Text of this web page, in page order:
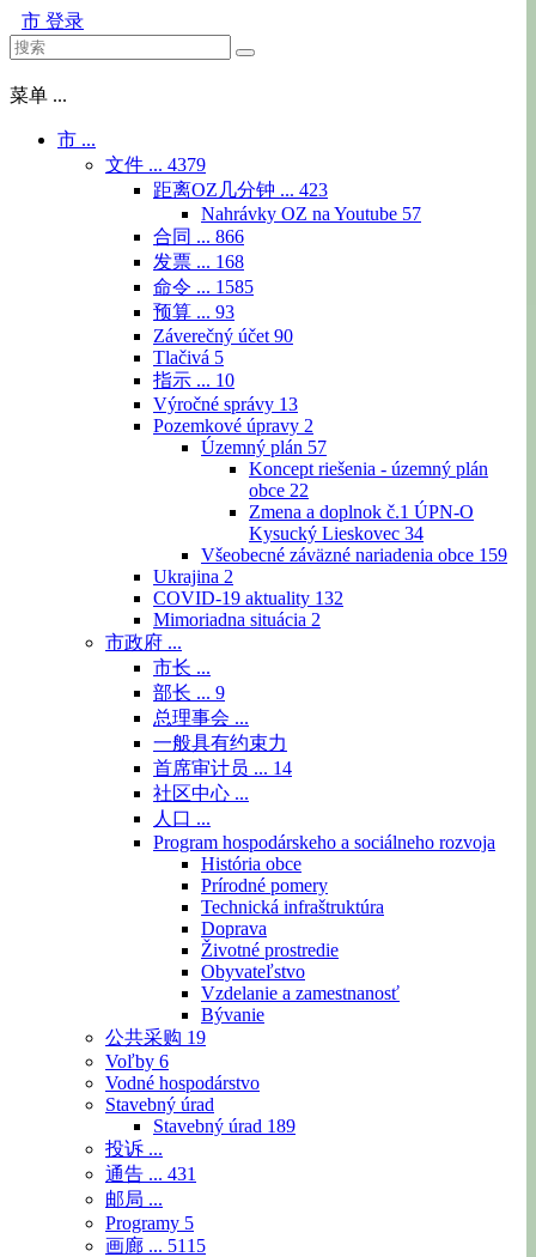
市 登录
菜单 ...
市 ...
文件 ... 4379
距离OZ几分钟 ... 423
Nahrávky OZ na Youtube 57
合同 ... 866
发票 ... 168
命令 ... 1585
预算 ... 93
Záverečný účet 90
Tlačivá 5
指示 ... 10
Výročné správy 13
Pozemkové úpravy 2
Územný plán 57
Koncept riešenia - územný plán
obce 22
Zmena a doplnok č.1 ÚPN-O
Kysucký Lieskovec 34
Všeobecné záväzné nariadenia obce 159
Ukrajina 2
COVID-19 aktuality 132
Mimoriadna situácia 2
市政府 ...
市长 ...
部长 ... 9
总理事会 ...
一般具有约束力
首席审计员 ... 14
社区中心 ...
人口 ...
Program hospodárskeho a sociálneho rozvoja
História obce
Prírodné pomery
Technická infraštruktúra
Doprava
Životné prostredie
Obyvateľstvo
Vzdelanie a zamestnanosť
Bývanie
公共采购 19
Voľby 6
Vodné hospodárstvo
Stavebný úrad
Stavebný úrad 189
投诉 ...
通告 ... 431
邮局 ...
Programy 5
画廊 ... 5115